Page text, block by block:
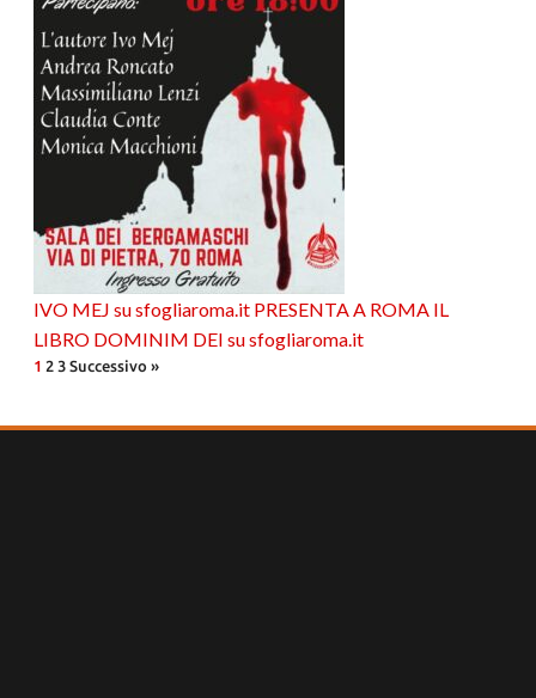
IVO MEJ su sfogliaroma.it PRESENTA A ROMA IL
LIBRO DOMINIM DEI su sfogliaroma.it
1 2 3 Successivo »